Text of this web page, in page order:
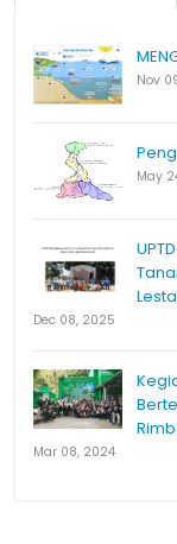
Nov
May
Dec 08, 2025
Mar 08, 2024